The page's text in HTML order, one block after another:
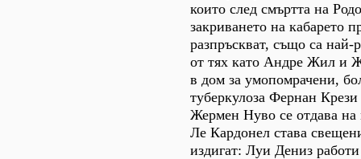
които след смъртта на
закриването на кабарето
разпръскват, също са най-
от тях като Андре Жил и
в дом за умопомрачени,
туберкулоза Фернан
Жермен Нуво се отдава
Ле Кардонел става
издигат: Луи Дениз